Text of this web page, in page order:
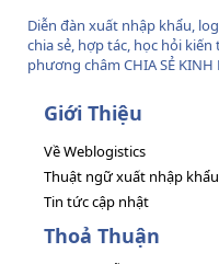
Diễn đàn xuất nhập khẩu,
chia sẻ, hợp tác, học hỏi
phương châm CHIA SẺ KINH
Giới Thiệu
Về Weblogistics
Thuật ngữ xuất nhập khẩu
Tin tức cập nhật
Thoả Thuận